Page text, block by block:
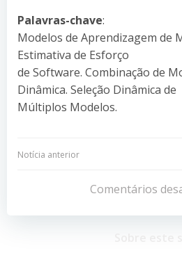
Palavras-chave:
Modelos de Aprendizagem de
Estimativa de Esforço
de Software. Combinação de
Dinâmica. Seleção Dinâmica de
Múltiplos Modelos.
Navegação
Post
Notícia anterior
Comentários